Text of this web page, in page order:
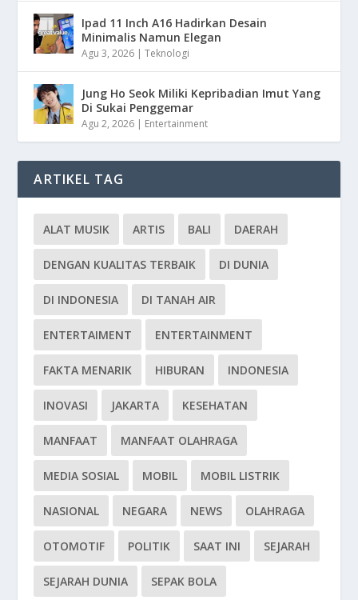
Ipad 11 Inch A16 Hadirkan Desain
Minimalis Namun Elegan
Agu 3, 2026 |Teknologi
Jung Ho Seok Miliki Kepribadian Imut Yang
Di Sukai Penggemar
Agu 2, 2026 | Entertainment
ARTIKEL TAG
ALAT MUSIK ARTIS BALI DAERAH
DENGAN KUALITAS TERBAIK DI DUNIA
DI INDONESIA DI TANAH AIR
ENTERTAIMENT ENTERTAINMENT
FAKTA MENARIK HIBURAN INDONESIA
INOVASI JAKARTA KESEHATAN
MANFAAT MANFAAT OLAHRAGA
MEDIA SOSIAL MOBIL MOBIL LISTRIK
NASIONAL NEGARA NEWS OLAHRAGA
OTOMOTIF POLITIK SAAT INI SEJARAH
SEJARAH DUNIA SEPAK BOLA